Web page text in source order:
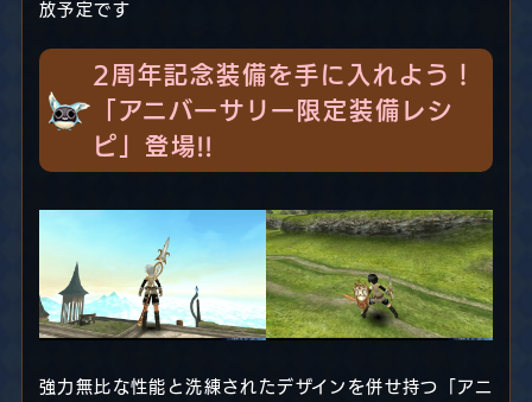
放予定です
2周年記念装備を手に入れよう！
「アニバーサリー限定装備レシ
ピ」登場!!
強力無比な性能と洗練されたデザインを併せ持つ「アニ